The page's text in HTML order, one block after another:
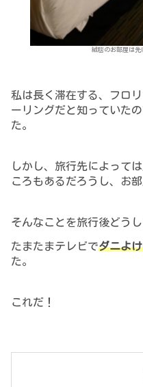
絨毯のお部屋は先
私は長く滞在する、フロ
ーリングだと知っていた
た。
しかし、旅行先によって
ころもあるだろうし、お
そんなことを旅行後どう
たまたまテレビでダニよ
た。
これだ！